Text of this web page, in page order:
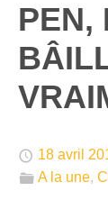
PEN,
🕔 18 avril
📁 A la une,